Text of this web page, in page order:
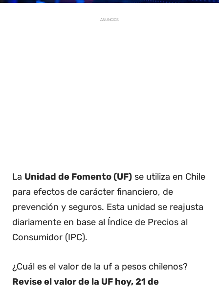
ANUNCIOS
La Unidad de Fomento (UF) se utiliza en Chile
para efectos de carácter financiero, de
prevención y seguros. Esta unidad se reajusta
diariamente en base al Índice de Precios al
Consumidor (IPC).
¿Cuál es el valor de la uf a pesos chilenos?
Revise el valor de la UF hoy, 21 de